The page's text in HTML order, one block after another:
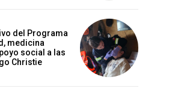
del Programa
medicina
social a las
Christie